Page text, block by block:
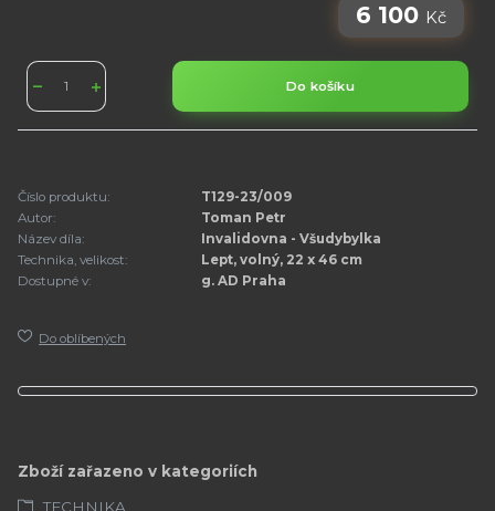
6 100 Kč
Do košíku
Číslo produktu:
T129-23/009
Autor:
Toman Petr
Název díla:
Invalidovna - Všudybylka
Technika, velikost:
Lept, volný, 22 x 46 cm
Dostupné v:
g. AD Praha
Do oblíbených
Zboží zařazeno v kategoriích
TECHNIKA